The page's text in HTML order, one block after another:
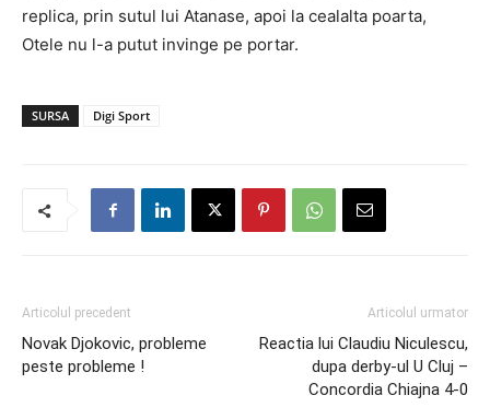
replica, prin sutul lui Atanase, apoi la cealalta poarta,
Otele nu l-a putut invinge pe portar.
SURSA Digi Sport
Articolul precedent
Novak Djokovic, probleme
peste probleme !
Articolul urmator
Reactia lui Claudiu Niculescu,
dupa derby-ul U Cluj –
Concordia Chiajna 4-0